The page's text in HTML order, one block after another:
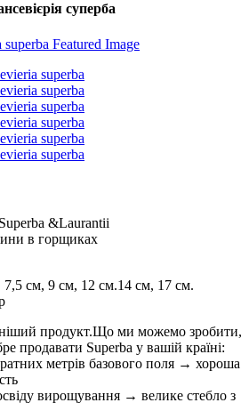
суперба
&Laurantii
в горщиках
см, 9 см, 12 см.14 см, 17 см.
продукт.Що ми можемо зробити,
продавати Superba у вашій країні:
метрів базового поля → хороша
вирощування → велике стебло з